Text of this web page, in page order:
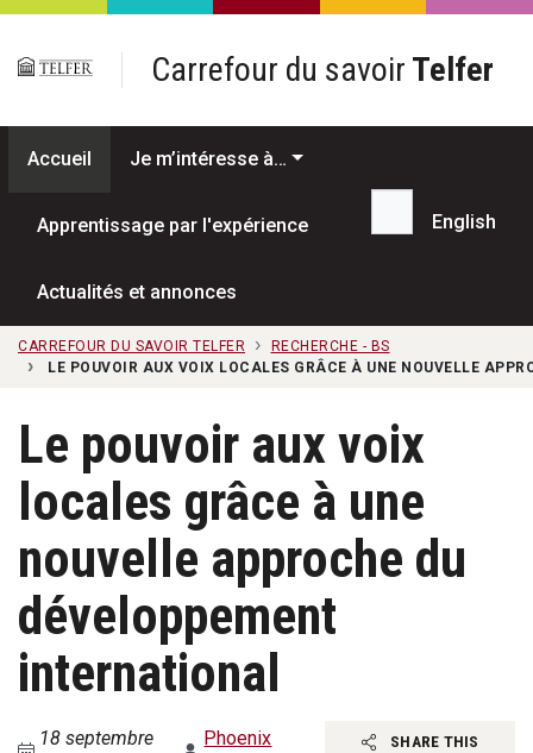
Passer au contenu principal
Carrefour du savoir Telfer
Accueil Je m’intéresse à…
Apprentissage par l'expérience
Actualités et annonces
Recherche...
English
CARREFOUR DU SAVOIR TELFER
RECHERCHE - BS
LE POUVOIR AUX VOIX LOCALES GRÂCE À UNE NOUVELLE
Le pouvoir aux voix
locales grâce à une
nouvelle approche du
développement
international
18 septembre
Phoenix
SHARE THIS